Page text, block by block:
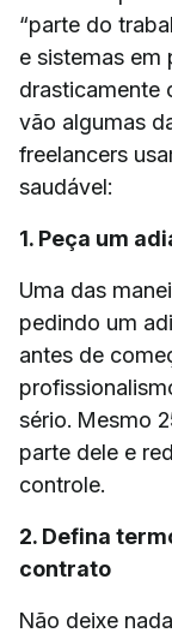
“parte do
e sistemas em
drasticamente
vão algumas
freelancers
saudável:
1. Peça um
Uma das
pedindo um
antes de
sério. Mesmo
parte dele e
controle.
2. Defina
contrato
Não deixe